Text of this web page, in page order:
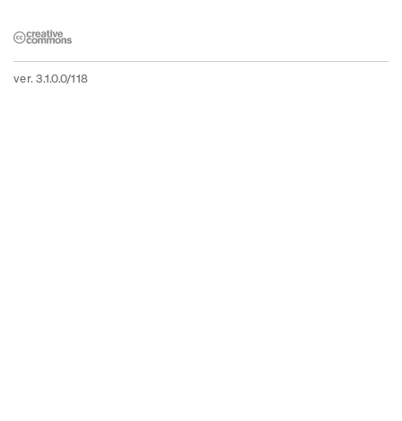
ver. 3.1.0.0/118